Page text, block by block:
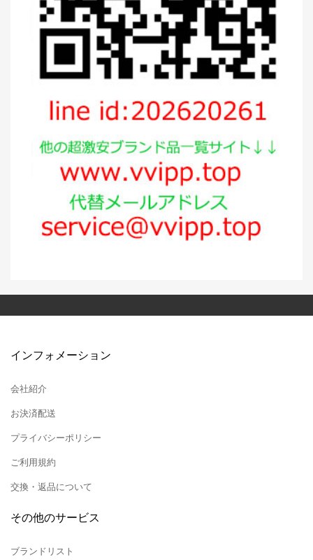
インフォメーション
会社紹介
お決済配送
プライバシーポリシー
ご利用規約
交換・返品について
その他のサービス
ブランドリスト